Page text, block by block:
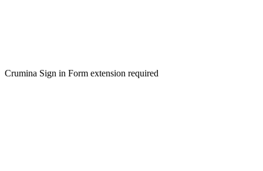
Crumina Sign in Form extension required